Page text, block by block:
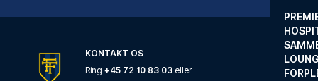
KONTAKT OS
Ring +45 72 10 83 03 eller